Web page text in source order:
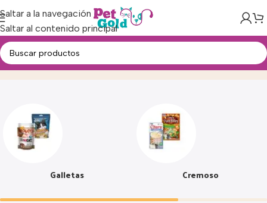
Saltar a la navegación
Saltar al contenido principal
SnacksInicio Producto
Galletas Cremoso